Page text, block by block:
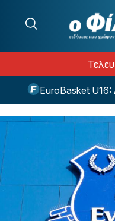
EuroBasket U16: